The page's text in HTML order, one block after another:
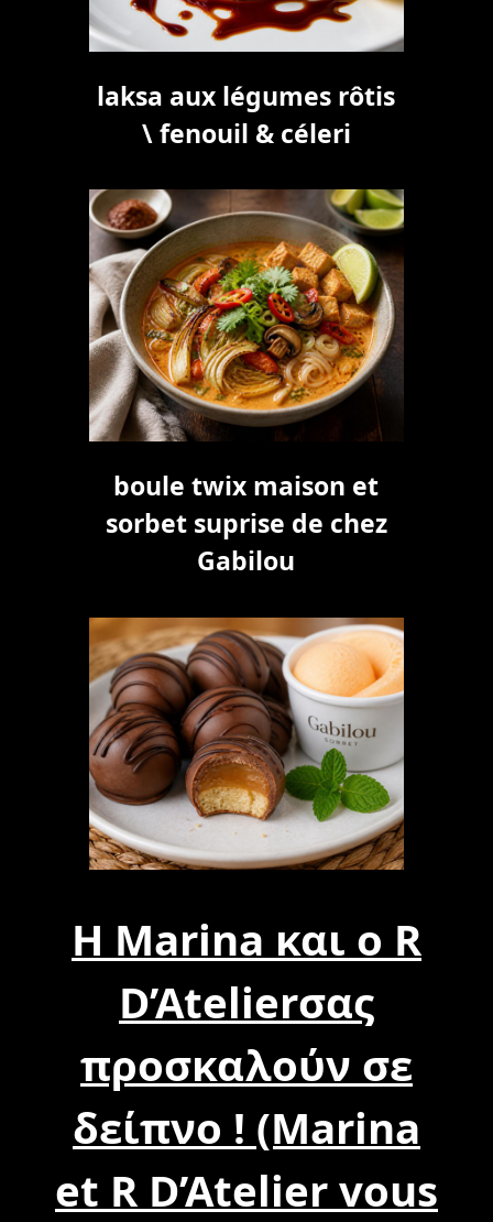
laksa aux légumes rôtis
\ fenouil & céleri
boule twix maison et
sorbet suprise de chez
Gabilou
Η Marina και ο R
D’Atelierσας
προσκαλούν σε
δείπνο ! (Marina
et R D’Atelier vous